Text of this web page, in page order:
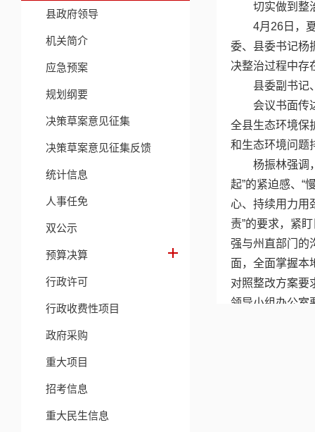
县政府领导
机关简介
应急预案
规划纲要
决策草案意见征集
决策草案意见征集反馈
统计信息
人事任免
双公示
预算决算
行政许可
行政收费性项目
政府采购
重大项目
招考信息
重大民生信息
切实做到整
4月26日，
委、县委书记杨
决整治过程中存
县委副书记
会议书面传
全县生态环境保
和生态环境问题
杨振林强调
起”的紧迫感、“
心、持续用力用
责”的要求，紧
强与州直部门的
面，全面掌握本
对照整改方案要
领导小组办公室